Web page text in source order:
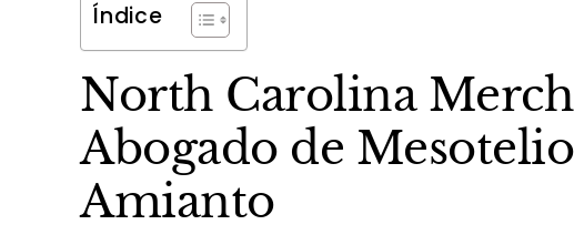
Índice
North Carolina
Abogado de
Amianto